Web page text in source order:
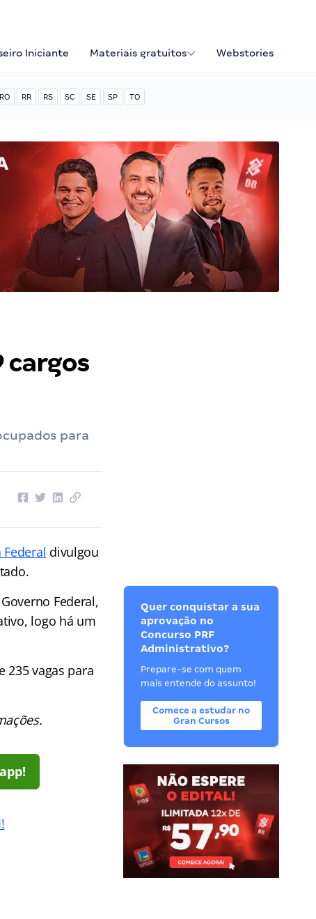
Iniciante Materiais gratuitos Webstories
RO RR RS SC SE SP TO
cargos
para
divulgou
Federal,
logo há um
vagas para
Quer conquistar a sua
aprovação no
Concurso PRF
Administrativo?
Prepare-se com quem
mais entende do assunto!
Comece a estudar no
Gran Cursos